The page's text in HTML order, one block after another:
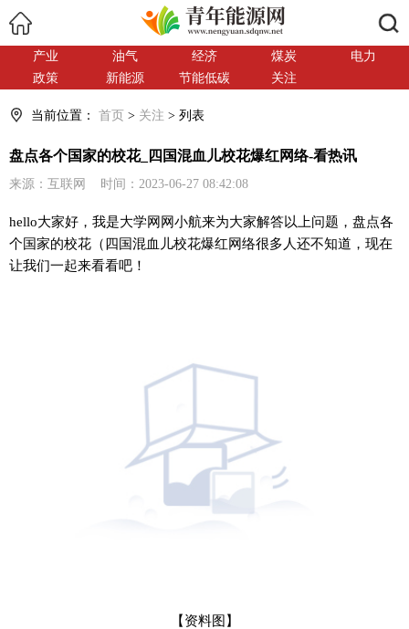
产业 油气 经济 煤炭
电力
政策
新能源 节能低碳 关注
当前位置： 首页 > 关注 > 列表
盘点各个国家的校花_四国混血儿校花爆红网络-看热讯
来源：互联网 时间：2023-06-27 08:42:08
hello大家好，我是大学网网小航来为大家解答以上问题，盘点各
个国家的校花（四国混血儿校花爆红网络很多人还不知道，现在
让我们一起来看看吧！
【资料图】